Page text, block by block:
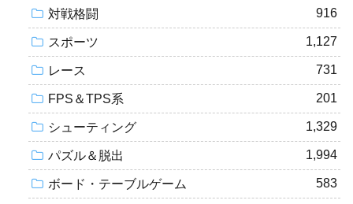
対戦格闘 916
スポーツ 1,127
レース 731
FPS＆TPS系 201
シューティング 1,329
パズル＆脱出 1,994
ボード・テーブルゲーム 583